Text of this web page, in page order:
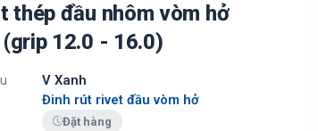
thép đầu nhôm vòm hở
12.0 - 16.0)
V Xanh
Đinh rút rivet đầu vòm hở
Đặt hàng